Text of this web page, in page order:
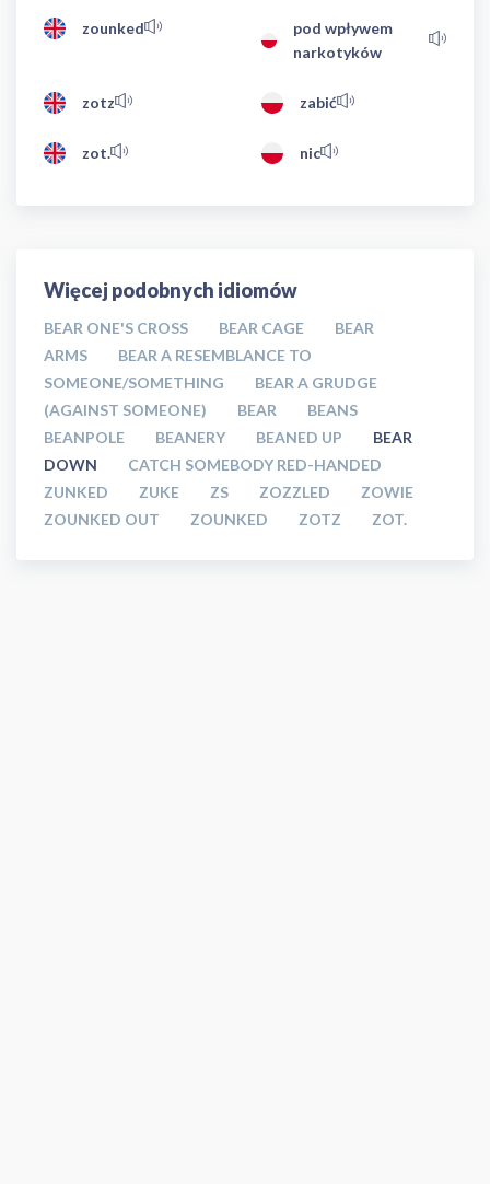
zounked
pod wpływem
narkotyków
zotz zabić
zot. nic
Więcej podobnych idiomów
BEAR ONE'S CROSS BEAR CAGE
BEAR
ARMS
BEAR A RESEMBLANCE TO
SOMEONE/SOMETHING
BEAR A GRUDGE
(AGAINST SOMEONE)
BEAR
BEANS
BEANPOLE
BEANERY BEANED UP
BEAR
DOWN
CATCH SOMEBODY RED-HANDED
ZUNKED
ZUKE ZS ZOZZLED
ZOWIE
ZOUNKED OUT
ZOUNKED ZOTZ ZOT.